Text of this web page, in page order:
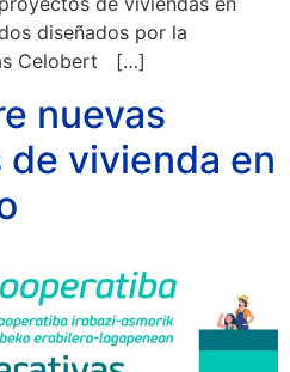
diseñados por la
Celobert […]
nuevas
vivienda en